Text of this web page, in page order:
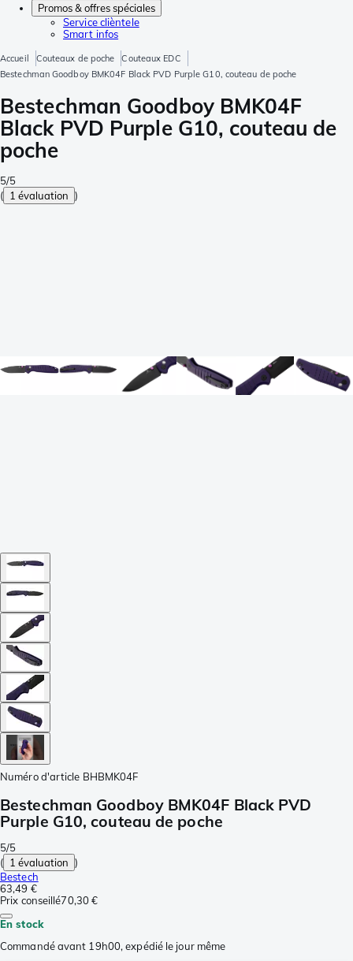
Promos & offres spéciales
Service clièntele
Smart infos
Accueil Couteaux de poche
Couteaux EDC
Bestechman Goodboy BMK04F Black PVD Purple G10, couteau de poche
Bestechman Goodboy BMK04F
Black PVD Purple G10, couteau de
poche
5/5
( 1 évaluation )
Numéro d'article BHBMK04F
Bestechman Goodboy BMK04F Black PVD
Purple G10, couteau de poche
5/5
( 1 évaluation )
Bestech
63,49 €
Prix conseillé70,30 €
En stock
Commandé avant 19h00, expédié le jour même